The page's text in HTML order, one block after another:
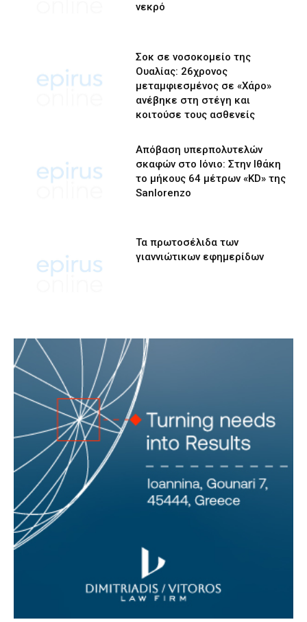
νεκρό
Σοκ σε νοσοκομείο της
Ουαλίας: 26χρονος
μεταμφιεσμένος σε «Χάρο»
ανέβηκε στη στέγη και
κοιτούσε τους ασθενείς
Απόβαση υπερπολυτελών
σκαφών στο Ιόνιο: Στην Ιθάκη
το μήκους 64 μέτρων «KD» της
Sanlorenzo
Τα πρωτοσέλιδα των
γιαννιώτικων εφημερίδων